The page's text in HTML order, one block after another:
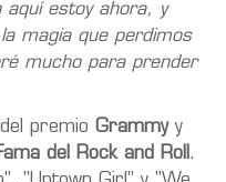
aquí estoy ahora, y
magia que perdimos
mucho para prender
premio Grammyy
del Rock and Roll .